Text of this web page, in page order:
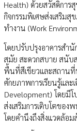
Health) ด้วยสวัสดิกา
กิจกรรมพิเศษส่งเสริม
ทำงาน (Work
โดยปรับปรุงอาคารสำ
สมัย สะดวกสบาย สนับ
พื้นที่สีเขียวและสถาน
ศักยภาพการเรียนรู้และ
Development) โดยมี
ส่งเสริมการเติบโตขอ
โดยคำนึงถึงสิ่งแวดล้อม